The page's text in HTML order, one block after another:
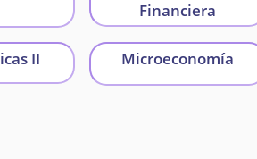
Financiera
II Microeconomía